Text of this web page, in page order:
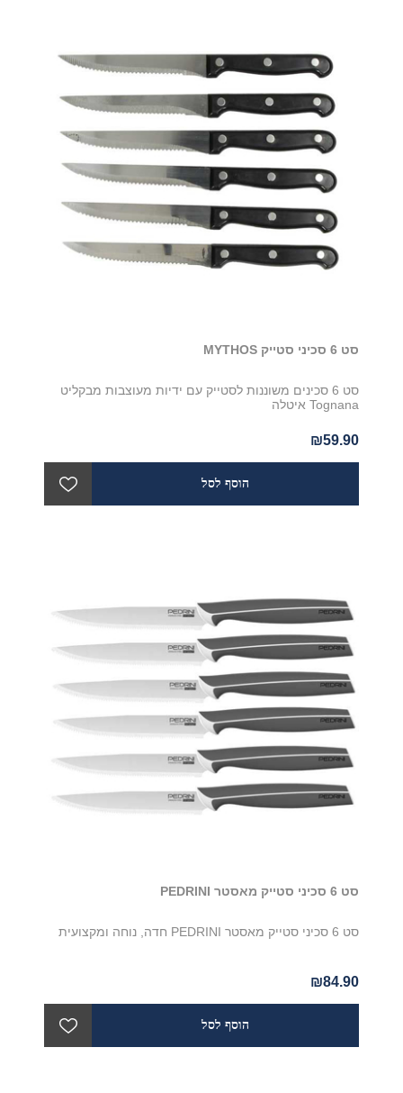
סט 6 סכיני סטייק MYTHOS
סט 6 סכינים משוננות לסטייק עם ידיות מעוצבות מבקליט
Tognana איטלה
₪59.90
סט 6 סכיני סטייק מאסטר PEDRINI
סט 6 סכיני סטייק מאסטר PEDRINI חדה, נוחה ומקצועית
₪84.90